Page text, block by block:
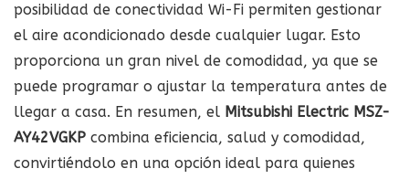
posibilidad de conectividad Wi-Fi permiten gestionar
el aire acondicionado desde cualquier lugar. Esto
proporciona un gran nivel de comodidad, ya que se
puede programar o ajustar la temperatura antes de
llegar a casa. En resumen, el Mitsubishi Electric MSZ-
AY42VGKP combina eficiencia, salud y comodidad,
convirtiéndolo en una opción ideal para quienes